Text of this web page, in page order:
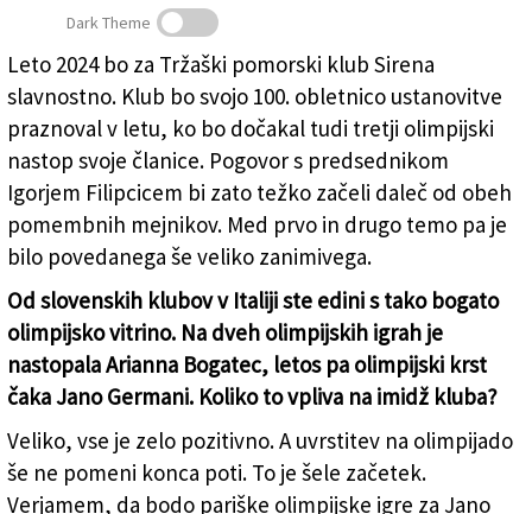
10. Jadranski miting v organizaciji TPK Sirena (TPK
Sirena/FB)
Dark Theme
Leto 2024 bo za Tržaški pomorski klub Sirena
slavnostno. Klub bo svojo 100. obletnico ustanovitve
praznoval v letu, ko bo dočakal tudi tretji olimpijski
nastop svoje članice. Pogovor s predsednikom
Igorjem Filipcicem bi zato težko začeli daleč od obeh
pomembnih mejnikov. Med prvo in drugo temo pa je
bilo povedanega še veliko zanimivega.
Od slovenskih klubov v Italiji ste edini s tako bogato
olimpijsko vitrino. Na dveh olimpijskih igrah je
nastopala Arianna Bogatec, letos pa olimpijski krst
čaka Jano Germani. Koliko to vpliva na imidž kluba?
Veliko, vse je zelo pozitivno. A uvrstitev na olimpijado
še ne pomeni konca poti. To je šele začetek.
Verjamem, da bodo pariške olimpijske igre za Jano